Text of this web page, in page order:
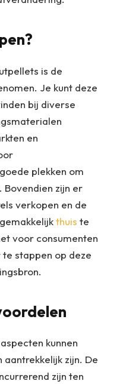
is de
Je kunt deze
bij diverse
en
plekken om
zijn er
verkopen en de
thuis te
voor consumenten
stappen op deze
kunnen
zijn. De
zijn ten